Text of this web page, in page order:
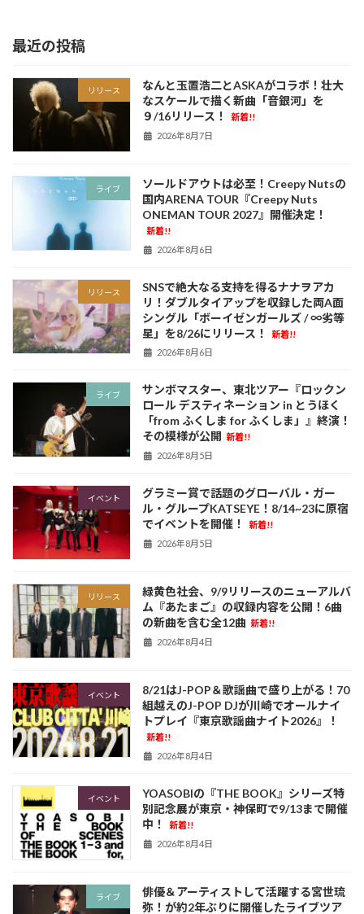
最近の投稿
リリース
なんと玉置浩二とASKAがコラボ！壮大
なスケールで描く新曲「音銀河」を
９/16リリース！
新着!!
2026年8月7日
ライブ
ソールドアウトは必至！Creepy Nutsの
国内ARENA TOUR『Creepy Nuts
ONEMAN TOUR 2027』開催決定！
新着!!
2026年8月6日
リリース
SNSで絶大なる支持を得るナナヲアカ
リ！ダブルタイアップを収録した両A面
シングル「ボーイゼンガールズ / ∞劣等
星」を8/26にリリース！
新着!!
2026年8月6日
ライブ
サンボマスター、東北ツアー『ロックン
ロール デスティネーション in とうほく
「from ふくしま for ふくしま」』終演！
その模様が公開 新着!!
2026年8月5日
イベント
グラミー賞で話題のグローバル・ガー
ル・グループKATSEYE！8/14~23に原宿
でイベントを開催！
新着!!
2026年8月5日
リリース
緑黄色社会、9/9リリースのニューアルバ
ム『あたまご』の収録内容を公開！6曲
の新曲を含む全12曲 新着!!
2026年8月4日
イベント
8/21はJ-POP＆歌謡曲で盛り上がる！70
組越えのJ-POP DJが川崎でオールナイ
トプレイ『東京歌謡曲ナイト2026』！
新着!!
2026年8月4日
イベント
YOASOBIの『THE BOOK』シリーズ特
別記念展が東京・神保町で9/13まで開催
中！
新着!!
2026年8月4日
ライブ
俳優＆アーティストして活躍する宮世琉
弥！が約2年ぶりに開催したライブツア